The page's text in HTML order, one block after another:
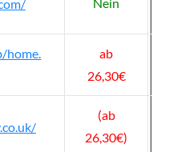
ab
26,30€
(ab
26,30€)